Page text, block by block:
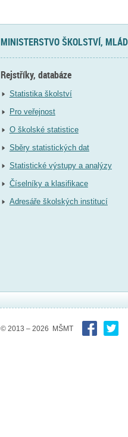
MINISTERSTVO ŠKOLSTVÍ,
Rejstříky, databáze
Statistika školství
Pro veřejnost
O školské statistice
Sběry statistických dat
Statistické výstupy a analýzy
Číselníky a klasifikace
Adresáře školských institucí
© 2013 – 2026 MŠMT